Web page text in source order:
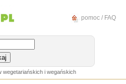
pomoc / FAQ
wegetariańskich i wegańskich